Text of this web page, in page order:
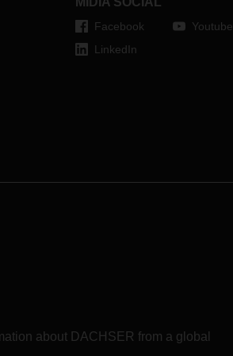
Facebook
LinkedIn
Youtube
about DACHSER from a global